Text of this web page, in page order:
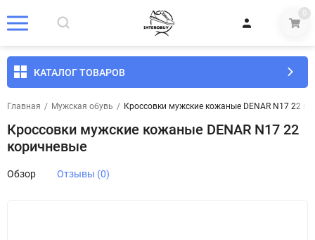
0
КАТАЛОГ ТОВАРОВ
Главная / Мужская обувь / Кроссовки мужские кожаные DENAR N17 22
Кроссовки мужские кожаные DENAR N17 22
коричневые
Обзор Отзывы (0)